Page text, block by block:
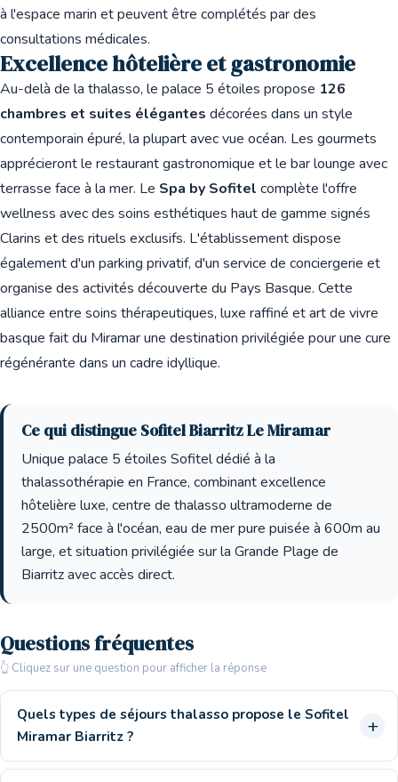
à l'espace marin et peuvent être complétés par des
consultations médicales.
Excellence hôtelière et gastronomie
Au-delà de la thalasso, le palace 5 étoiles propose 126
chambres et suites élégantes décorées dans un style
contemporain épuré, la plupart avec vue océan. Les gourmets
apprécieront le restaurant gastronomique et le bar lounge avec
terrasse face à la mer. Le Spa by Sofitel complète l'offre
wellness avec des soins esthétiques haut de gamme signés
Clarins et des rituels exclusifs. L'établissement dispose
également d'un parking privatif, d'un service de conciergerie et
organise des activités découverte du Pays Basque. Cette
alliance entre soins thérapeutiques, luxe raffiné et art de vivre
basque fait du Miramar une destination privilégiée pour une cure
régénérante dans un cadre idyllique.
Ce qui distingue Sofitel Biarritz Le Miramar
Unique palace 5 étoiles Sofitel dédié à la
thalassothérapie en France, combinant excellence
hôtelière luxe, centre de thalasso ultramoderne de
2500m² face à l'océan, eau de mer pure puisée à 600m au
large, et situation privilégiée sur la Grande Plage de
Biarritz avec accès direct.
Questions fréquentes
👆 Cliquez sur une question pour afficher la réponse
Quels types de séjours thalasso propose le Sofitel
Miramar Biarritz ?